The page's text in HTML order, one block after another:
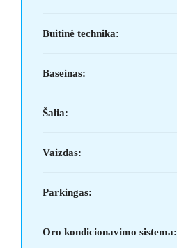
Buitinė technika:
Baseinas:
Šalia:
Vaizdas:
Parkingas:
Oro kondicionavimo sistema: